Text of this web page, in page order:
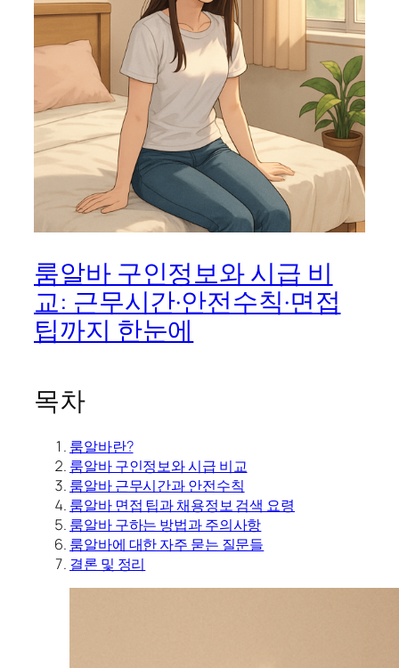
룸알바 구인정보와 시급 비
교: 근무시간·안전수칙·면접
팁까지 한눈에
목차
룸알바란?
룸알바 구인정보와 시급 비교
룸알바 근무시간과 안전수칙
룸알바 면접 팁과 채용정보 검색 요령
룸알바 구하는 방법과 주의사항
룸알바에 대한 자주 묻는 질문들
결론 및 정리